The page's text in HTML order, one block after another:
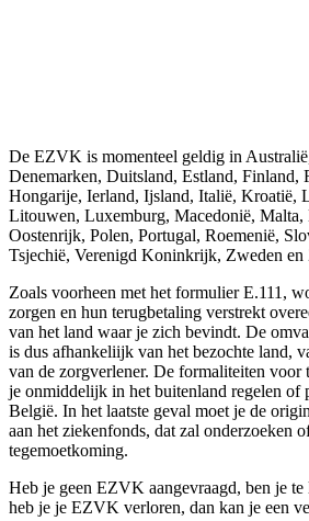
De EZVK is momenteel geldig in
Denemarken, Duitsland, Estland, Finland,
Hongarije, Ierland, Ijsland, Italië, Kroatië,
Litouwen, Luxemburg, Macedonië, Malta,
Oostenrijk, Polen, Portugal, Roemenië,
Tsjechië, Verenigd Koninkrijk, Zweden en
Zoals voorheen met het formulier E.111,
zorgen en hun terugbetaling verstrekt
van het land waar je zich bevindt. De
is dus afhankeliijk van het bezochte land,
van de zorgverlener. De formaliteiten voor
je onmiddelijk in het buitenland regelen of
België. In het laatste geval moet je de
aan het ziekenfonds, dat zal onderzoeken
tegemoetkoming.
Heb je geen EZVK aangevraagd, ben je te
heb je je EZVK verloren, dan kan je een